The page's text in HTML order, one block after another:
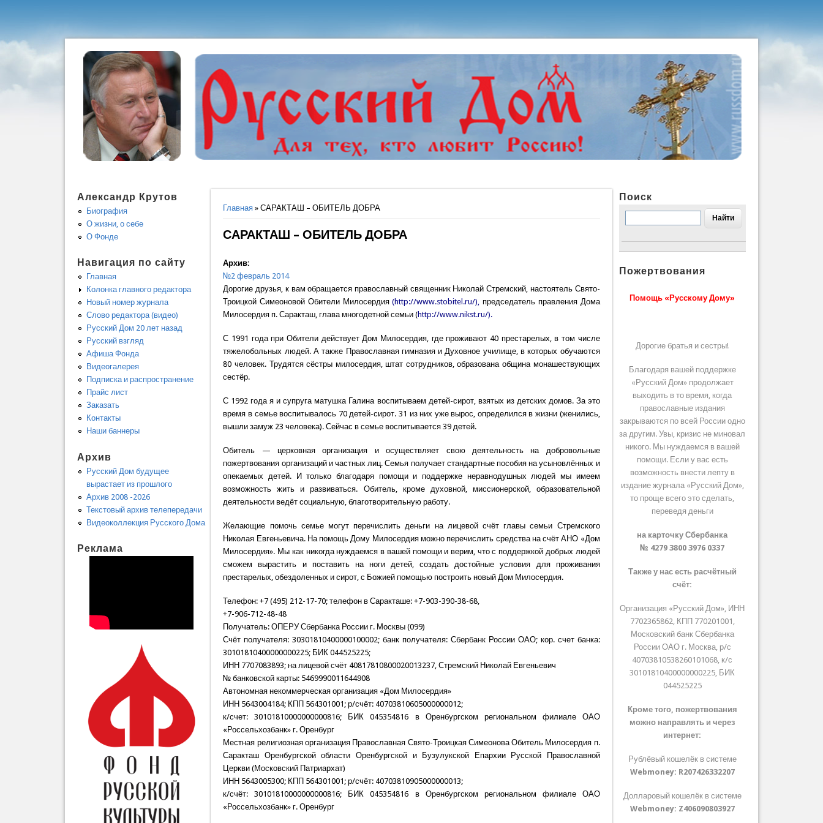
Вы здесь
Главная » САРАКТАШ – ОБИТЕЛЬ ДОБРА
САРАКТАШ – ОБИТЕЛЬ ДОБРА
Архив:
№2 февраль 2014
Дорогие друзья, к вам обращается православный священник Николай Стремский, настоятель Свято-
Троицкой Симеоновой Обители Милосердия(http://www.stobitel.ru/), председатель правления Дома
Милосердия п. Саракташ, глава многодетной семьи (http://www.nikst.ru/).
С 1991 года при Обители действует Дом Милосердия, где проживают 40 престарелых, в том числе
тяжелобольных людей. А также Православная гимназия и Духовное училище, в которых обучаются
80 человек. Трудятся сёстры милосердия, штат сотрудников, образована община монашествующих
сестёр.
С 1992 года я и супруга матушка Галина воспитываем детей-сирот, взятых из детских домов. За это
время в семье воспитывалось 70 детей-сирот. 31 из них уже вырос, определился в жизни (женились,
вышли замуж 23 человека). Сейчас в семье воспитывается 39 детей.
Обитель — церковная организация и осуществляет свою деятельность на добровольные
пожертвования организаций и частных лиц. Семья получает стандартные пособия на усыновлённых и
опекаемых детей. И только благодаря помощи и поддержке неравнодушных людей мы имеем
возможность жить и развиваться. Обитель, кроме духовной, миссионерской, образовательной
деятельности ведёт социальную, благотворительную работу.
Желающие помочь семье могут перечислить деньги на лицевой счёт главы семьи Стремского
Николая Евгеньевича. На помощь Дому Милосердия можно перечислить средства на счёт АНО «Дом
Милосердия». Мы как никогда нуждаемся в вашей помощи и верим, что с поддержкой добрых людей
сможем вырастить и поставить на ноги детей, создать достойные условия для проживания
престарелых, обездоленных и сирот, с Божией помощью построить новый Дом Милосердия.
Телефон: +7 (495) 212-17-70; телефон в Саракташе: +7-903-390-38-68,
+7-906-712-48-48
Получатель: ОПЕРУ Сбербанка России г. Москвы (099)
Счёт получателя: 30301810400000100002; банк получателя: Сбербанк России ОАО; кор. счет банка:
30101810400000000225; БИК 044525225;
ИНН 7707083893; на лицевой счёт 40817810800020013237, Стремский Николай Евгеньевич
№ банковской карты: 5469990011644908
Автономная некоммерческая организация «Дом Милосердия»
ИНН 5643004184; КПП 564301001; р/счёт: 40703810605000000012;
к/счет: 30101810000000000816; БИК 045354816 в Оренбургском региональном филиале ОАО
«Россельхозбанк» г. Оренбург
Местная религиозная организация Православная Свято-Троицкая Симеонова Обитель Милосердия п.
Саракташ Оренбургской области Оренбургской и Бузулукской Епархии Русской Православной
Церкви (Московский Патриархат)
ИНН 5643005300; КПП 564301001; р/счёт: 40703810905000000013;
к/счёт: 30101810000000000816; БИК 045354816 в Оренбургском региональном филиале ОАО
«Россельхозбанк» г. Оренбург
Александр Крутов
Биография
О жизни, о себе
О Фонде
Навигация по сайту
Главная
Колонка главного редактора
Новый номер журнала
Слово редактора (видео)
Русский Дом 20 лет назад
Русский взгляд
Афиша Фонда
Видеогалерея
Подписка и распространение
Прайс лист
Заказать
Контакты
Наши баннеры
Архив
Русский Дом будущее
вырастает из прошлого
Архив 2008 -2026
Текстовый архив телепередачи
Видеоколлекция Русского Дома
Реклама
Поиск
Пожертвования
Помощь «Русскому Дому»
Дорогие братья и сестры!
Благодаря вашей поддержке
«Русский Дом» продолжает
выходить в то время, когда
православные издания
закрываются по всей России одно
за другим. Увы, кризис не миновал
никого. Мы нуждаемся в вашей
помощи. Если у вас есть
возможность внести лепту в
издание журнала «Русский Дом»,
то проще всего это сделать,
переведя деньги
на карточку Сбербанка
№ 4279 3800 3976 0337
Также у нас есть расчётный
счёт:
Организация «Русский Дом», ИНН
7702365862, КПП 770201001,
Московский банк Сбербанка
России ОАО г. Москва, р/с
40703810538260101068, к/с
30101810400000000225, БИК
044525225
Кроме того, пожертвования
можно направлять и через
интернет:
Рублёвый кошелёк в системе
Webmoney: R207426332207
Долларовый кошелёк в системе
Webmoney: Z406090803927